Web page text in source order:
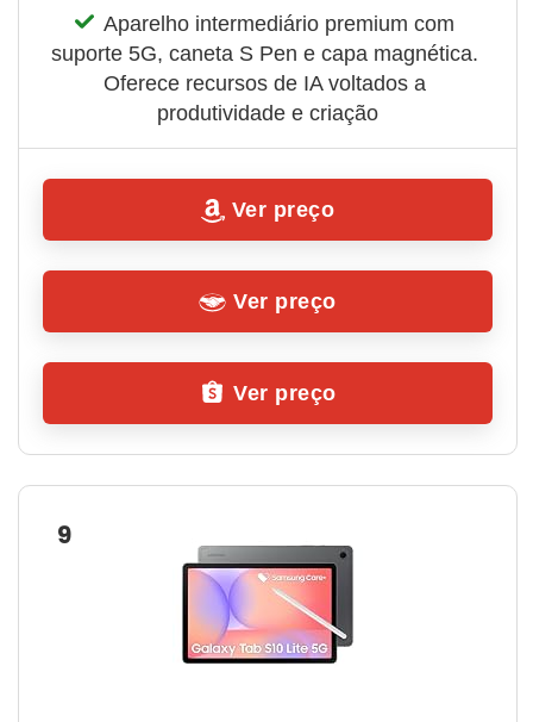
Aparelho intermediário premium com
suporte 5G, caneta S Pen e capa magnética.
Oferece recursos de IA voltados a
produtividade e criação
Ver preço
Ver preço
Ver preço
9